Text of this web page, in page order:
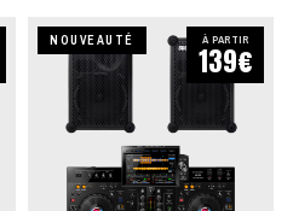
NOUVEAUTÉ À PARTIR
139€